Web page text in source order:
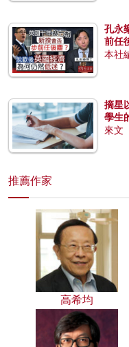
孔永
前任
本社
摘星
學生
來文
推薦作家
高希均